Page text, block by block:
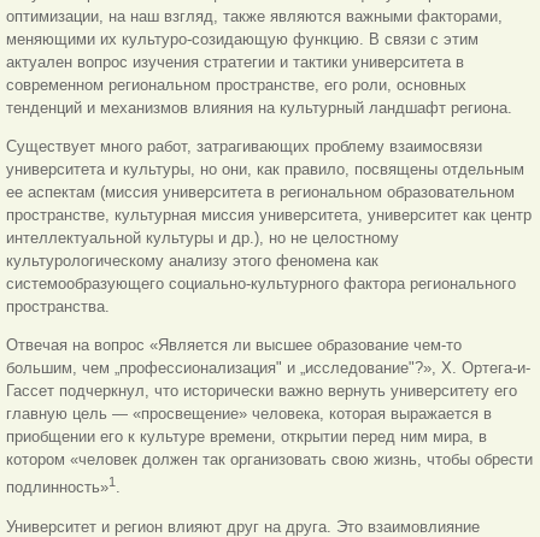
оптимизации, на наш взгляд, также являются важными факторами,
меняющими их культуро-созидающую функцию. В связи с этим
актуален вопрос изучения стратегии и тактики университета в
современном региональном пространстве, его роли, основных
тенденций и механизмов влияния на культурный ландшафт региона.
Существует много работ, затрагивающих проблему взаимосвязи
университета и культуры, но они, как правило, посвящены отдельным
ее аспектам (миссия университета в региональном образовательном
пространстве, культурная миссия университета, университет как центр
интеллектуальной культуры и др.), но не целостному
культурологическому анализу этого феномена как
системообразующего социально-культурного фактора регионального
пространства.
Отвечая на вопрос «Является ли высшее образование чем-то
большим, чем „профессионализация" и „исследование"?», X. Ортега-и-
Гассет подчеркнул, что исторически важно вернуть университету его
главную цель — «просвещение» человека, которая выражается в
приобщении его к культуре времени, открытии перед ним мира, в
котором «человек должен так организовать свою жизнь, чтобы обрести
подлинность»1 .
Университет и регион влияют друг на друга. Это взаимовлияние